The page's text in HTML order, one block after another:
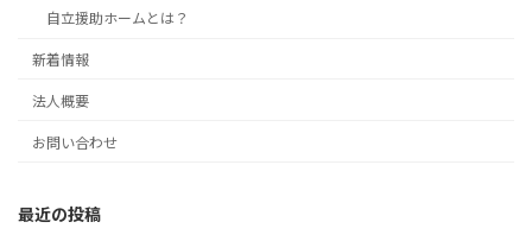
自立援助ホームとは？
新着情報
法人概要
お問い合わせ
最近の投稿